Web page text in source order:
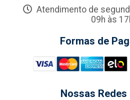
Atendimento de
09h às
Formas de
Nossas